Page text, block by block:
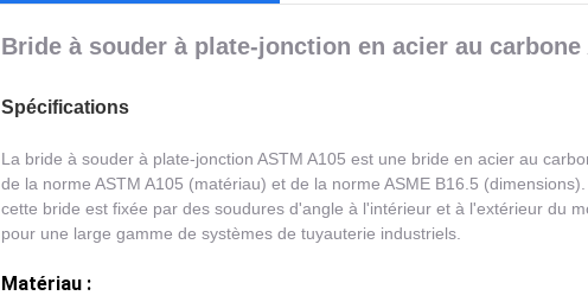
Bride à souder à plate-jonction en acier au carbone
Spécifications
La bride à souder à plate-jonction ASTM A105 est une bride en acier au
de la norme ASTM A105 (matériau) et de la norme ASME B16.5
cette bride est fixée par des soudures d'angle à l'intérieur et à l'extérieur du
pour une large gamme de systèmes de tuyauterie industriels.
Matériau :